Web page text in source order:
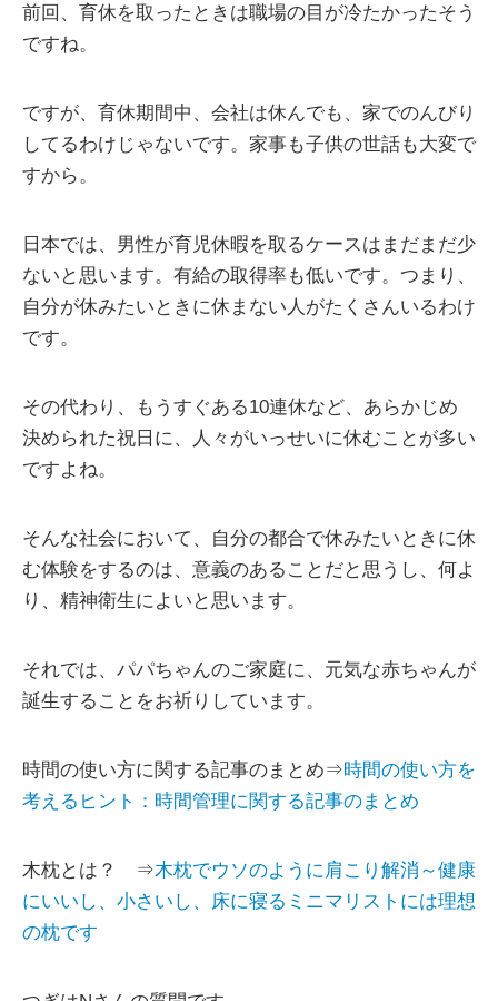
前回、育休を取ったときは職場の目が冷たかったそう
ですね。
ですが、育休期間中、会社は休んでも、家でのんびり
してるわけじゃないです。家事も子供の世話も大変で
すから。
日本では、男性が育児休暇を取るケースはまだまだ少
ないと思います。有給の取得率も低いです。つまり、
自分が休みたいときに休まない人がたくさんいるわけ
です。
その代わり、もうすぐある10連休など、あらかじめ
決められた祝日に、人々がいっせいに休むことが多い
ですよね。
そんな社会において、自分の都合で休みたいときに休
む体験をするのは、意義のあることだと思うし、何よ
り、精神衛生によいと思います。
それでは、パパちゃんのご家庭に、元気な赤ちゃんが
誕生することをお祈りしています。
時間の使い方に関する記事のまとめ⇒時間の使い方を
考えるヒント：時間管理に関する記事のまとめ
木枕とは？ ⇒木枕でウソのように肩こり解消～健康
にいいし、小さいし、床に寝るミニマリストには理想
の枕です